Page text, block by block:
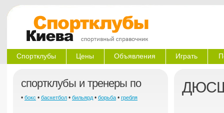
Спортклубы Цены Объявления Играть
спортклубы и тренеры по
• бокс • баскетбол • бильярд • борьба • гребля
ДЮСШ